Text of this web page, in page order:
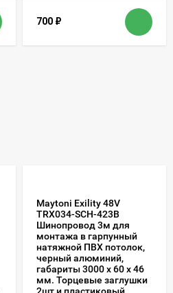
700 ₽
Maytoni Exility 48V
TRX034-SCH-423B
Шинопровод 3м для
монтажа в гарпунный
натяжной ПВХ потолок,
черный алюминий,
габариты 3000 x 60 x 46
мм. Торцевые заглушки
2шт и пластиковый